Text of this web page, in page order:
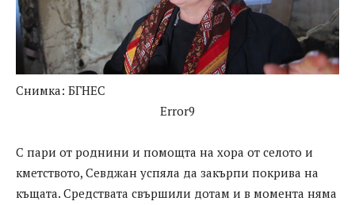
Снимка: БГНЕС
Error9
С пари от роднини и помощта на хора от селото и
кметството, Севджан успяла да закърпи покрива на
къщата. Средствата свършили дотам и в момента няма